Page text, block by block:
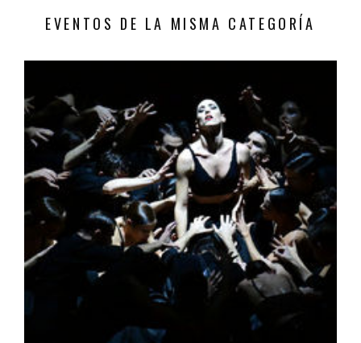
EVENTOS DE LA MISMA CATEGORÍA